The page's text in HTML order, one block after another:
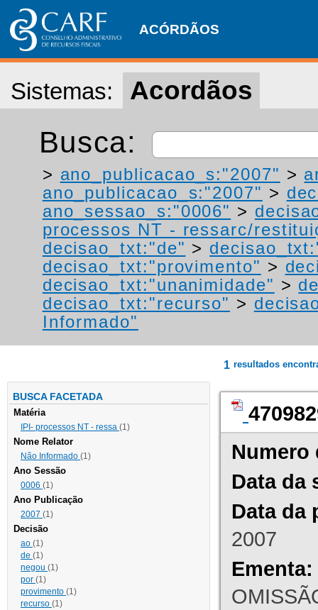
ACÓRDÃOS
Sistemas: Acordãos
Busca:
> ano_publicacao_s:"2007" >
ano_publicacao_s:"2007" >
ano_sessao_s:"0006" >
processos NT - ressarc/
decisao_txt:"de" >
decisao_txt:"provimento" >
decisao_txt:"unanimidade" >
decisao_txt:"recurso" >
Informado"
BUSCA FACETADA
Matéria
IPI- processos NT - ressa (1)
Nome Relator
Não Informado (1)
Ano Sessão
0006 (1)
Ano Publicação
2007 (1)
Decisão
ao (1)
de (1)
negou (1)
por (1)
provimento (1)
recurso (1)
1 resultados
Numero
Data da
Data da
2007
Ementa: